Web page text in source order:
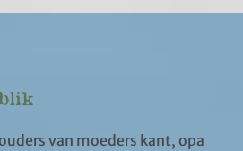
van moeders kant, opa